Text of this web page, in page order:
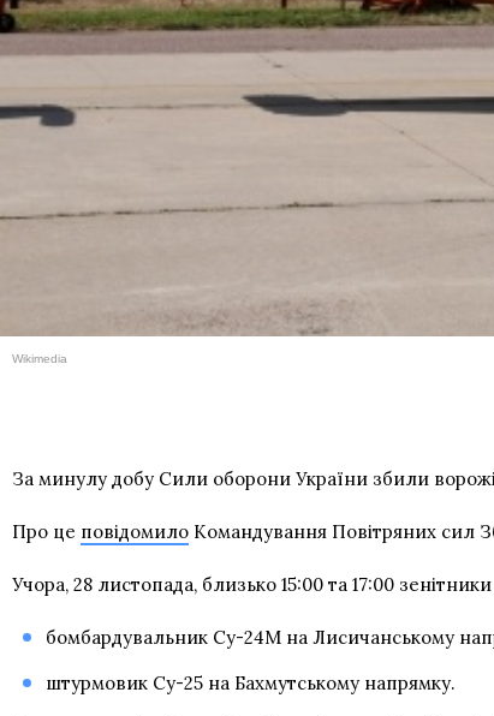
Wikimedia
За минулу добу Сили оборони України збили
Про це повідомило Командування Повітряних сил
Учора, 28 листопада, близько 15:00 та 17:00
бомбардувальник Су-24М на Лисичанському
штурмовик Су-25 на Бахмутському напрямку.